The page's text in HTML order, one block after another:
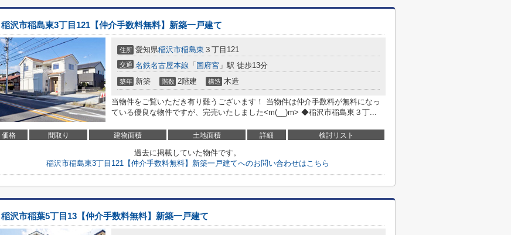
稲沢市稲島東3丁目121【仲介手数料無料】新築一戸建て
住所 愛知県稲沢市稲島東 ３丁目121
交通 名鉄名古屋本線 「 国府宮 」駅 徒歩13分
築年 新築 階数 2階建 構造 木造
当物件をご覧いただき有り難うございます！ 当物件は仲介手数料が無料になっ
ている優良な物件ですが、完売いたしました<m(__)m> ◆稲沢市稲島東３丁...
価格 間取り 建物面積 土地面積 詳細 検討リスト
過去に掲載していた物件です。
稲沢市稲島東3丁目121【仲介手数料無料】新築一戸建てへのお問い合わせはこちら
稲沢市稲葉5丁目13【仲介手数料無料】新築一戸建て